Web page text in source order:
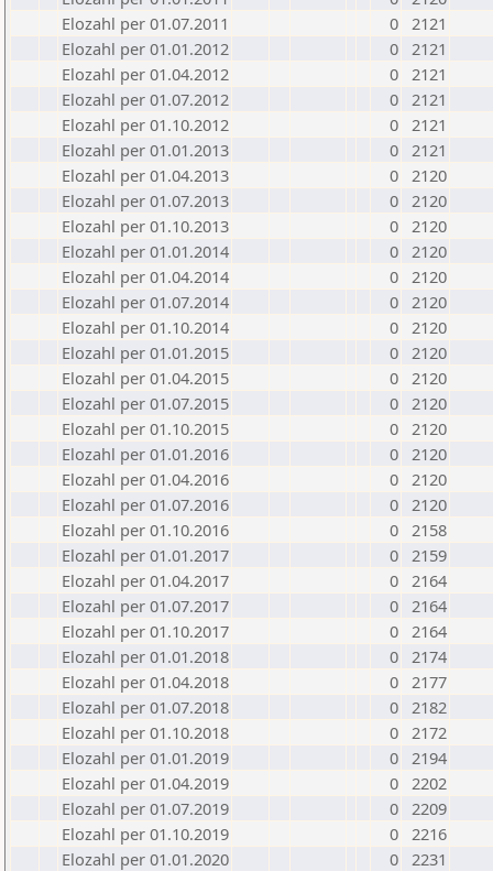
Elozahl per 01.07.2011
0 2121
Elozahl per 01.01.2012
0 2121
Elozahl per 01.04.2012
0 2121
Elozahl per 01.07.2012
0 2121
Elozahl per 01.10.2012
0 2121
Elozahl per 01.01.2013
0 2121
Elozahl per 01.04.2013
0 2120
Elozahl per 01.07.2013
0 2120
Elozahl per 01.10.2013
0 2120
Elozahl per 01.01.2014
0 2120
Elozahl per 01.04.2014
0 2120
Elozahl per 01.07.2014
0 2120
Elozahl per 01.10.2014
0 2120
Elozahl per 01.01.2015
0 2120
Elozahl per 01.04.2015
0 2120
Elozahl per 01.07.2015
0 2120
Elozahl per 01.10.2015
0 2120
Elozahl per 01.01.2016
0 2120
Elozahl per 01.04.2016
0 2120
Elozahl per 01.07.2016
0 2120
Elozahl per 01.10.2016
0 2158
Elozahl per 01.01.2017
0 2159
Elozahl per 01.04.2017
0 2164
Elozahl per 01.07.2017
0 2164
Elozahl per 01.10.2017
0 2164
Elozahl per 01.01.2018
0 2174
Elozahl per 01.04.2018
0 2177
Elozahl per 01.07.2018
0 2182
Elozahl per 01.10.2018
0 2172
Elozahl per 01.01.2019
0 2194
Elozahl per 01.04.2019
0 2202
Elozahl per 01.07.2019
0 2209
Elozahl per 01.10.2019
0 2216
Elozahl per 01.01.2020
0 2231